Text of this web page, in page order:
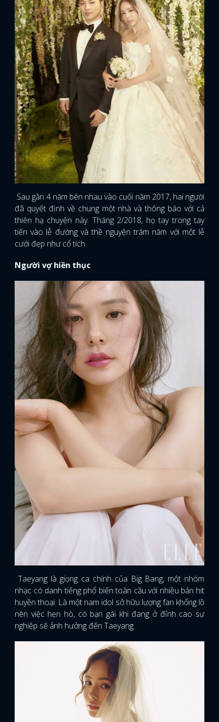
Sau gần 4 năm bên nhau vào cuối năm 2017, hai người
đã quyết định về chung một nhà và thông báo với cả
thiên hạ chuyện này. Tháng 2/2018, họ tay trong tay
tiến vào lễ đường và thề nguyện trăm năm với một lễ
cưới đẹp như cổ tích.
Người vợ hiền thục
Taeyang là giọng ca chính của Big Bang, một nhóm
nhạc có danh tiếng phổ biến toàn cầu với nhiều bản hit
huyền thoại. Là một nam idol sở hữu lượng fan khổng lồ
nên việc hẹn hò, có bạn gái khi đang ở đỉnh cao sự
nghiệp sẽ ảnh hưởng đến Taeyang.